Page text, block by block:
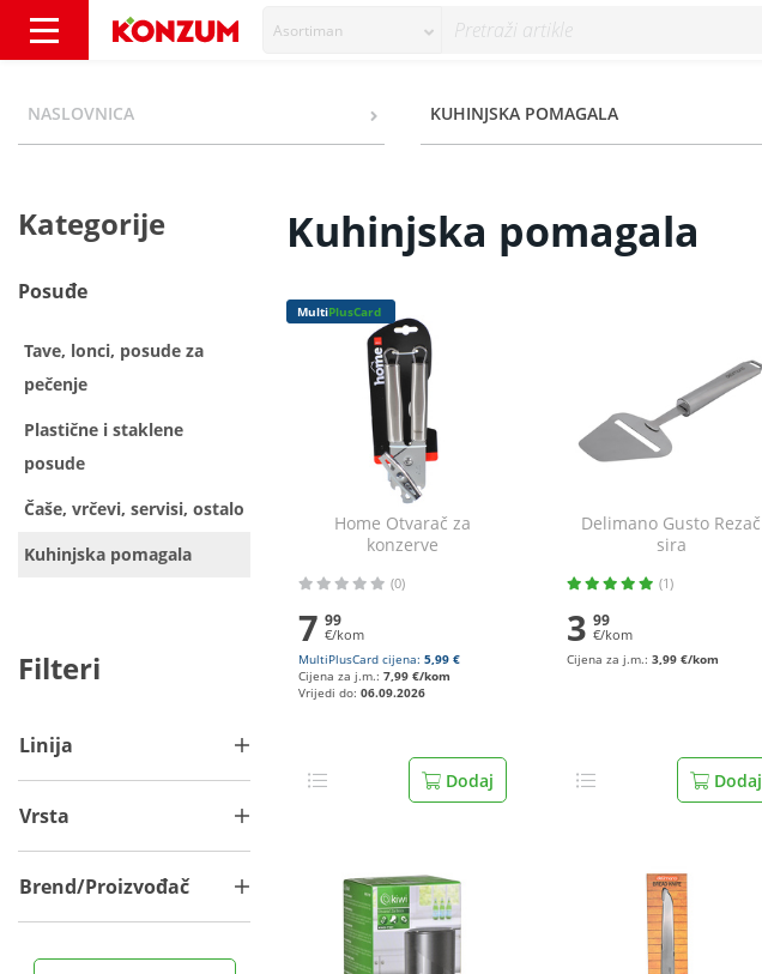
Asortiman
NASLOVNICA KUHINJSKA POMAGALA
Kategorije
Posuđe
Tave, lonci, posude za
pečenje
Plastične i staklene
posude
Čaše, vrčevi, servisi, ostalo
Kuhinjska pomagala
Filteri
Linija
Vrsta
Brend/Proizvođač
Kuhinjska pomagala
MultiPlusCard
Home Otvarač za
konzerve
(0)
7 99
€/kom
MultiPlusCard cijena: 5,99 €
Cijena za j.m.: 7,99 €/kom
Vrijedi do: 06.09.2026
Dodaj
Delimano Gusto Rezač
sira
(1)
3 99
€/kom
Cijena za j.m.: 3,99 €/kom
Dodaj